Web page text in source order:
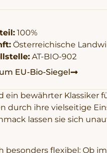
100%
Österreichische
AT-BIO-902
EU-Bio-Siegel
ein bewährter Klassiker
durch ihre vielseitige
lassen sie sich
besonders flexibel: Ob